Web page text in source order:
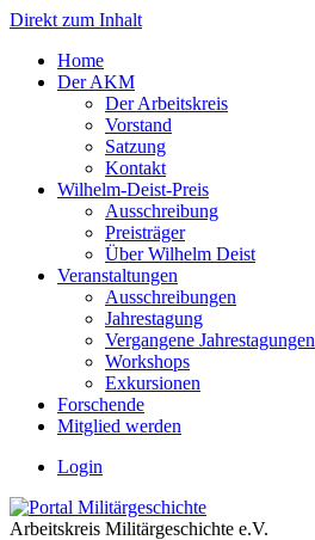
Direkt zum Inhalt
Home
Der AKM
Der Arbeitskreis
Vorstand
Satzung
Kontakt
Wilhelm-Deist-Preis
Ausschreibung
Preisträger
Über Wilhelm Deist
Veranstaltungen
Ausschreibungen
Jahrestagung
Vergangene Jahrestagungen
Workshops
Exkursionen
Forschende
Mitglied werden
Login
Arbeitskreis Militärgeschichte e.V.